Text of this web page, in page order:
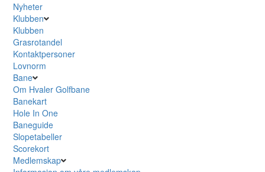
Nyheter
Klubben
Klubben
Grasrotandel
Kontaktpersoner
Lovnorm
Bane
Om Hvaler Golfbane
Banekart
Hole In One
Baneguide
Slopetabeller
Scorekort
Medlemskap